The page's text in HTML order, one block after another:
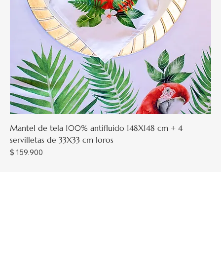
Mantel de tela 100% antifluido 148X148 cm + 4
servilletas de 33X33 cm loros
Precio
$ 159.900